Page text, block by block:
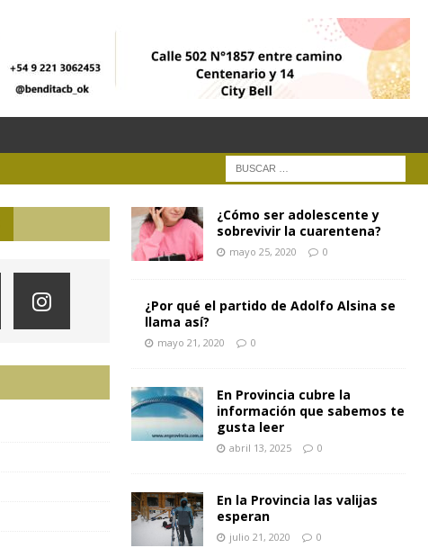
¿Cómo ser adolescente y
sobrevivir la cuarentena?
mayo 25, 2020 0
¿Por qué el partido de Adolfo Alsina se
llama así?
mayo 21, 2020 0
En Provincia cubre la
información que sabemos te
gusta leer
abril 13, 2025 0
En la Provincia las valijas
esperan
julio 21, 2020 0